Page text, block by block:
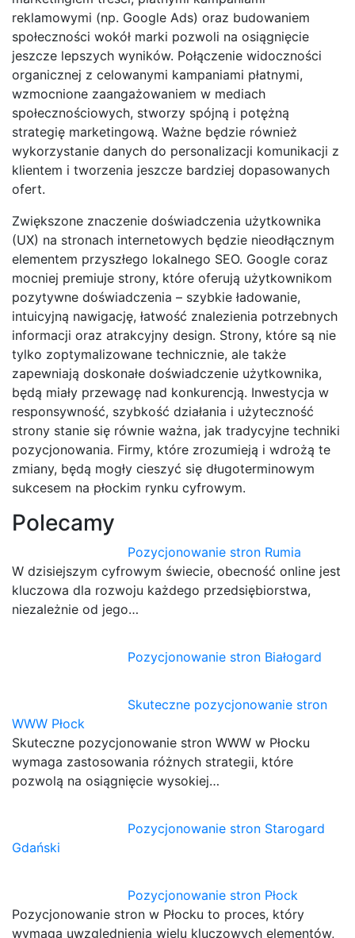
reklamowymi (np. Google Ads) oraz budowaniem
społeczności wokół marki pozwoli na osiągnięcie
jeszcze lepszych wyników. Połączenie widoczności
organicznej z celowanymi kampaniami płatnymi,
wzmocnione zaangażowaniem w mediach
społecznościowych, stworzy spójną i potężną
strategię marketingową. Ważne będzie również
wykorzystanie danych do personalizacji komunikacji z
klientem i tworzenia jeszcze bardziej dopasowanych
ofert.
Zwiększone znaczenie doświadczenia użytkownika
(UX) na stronach internetowych będzie nieodłącznym
elementem przyszłego lokalnego SEO. Google coraz
mocniej premiuje strony, które oferują użytkownikom
pozytywne doświadczenia – szybkie ładowanie,
intuicyjną nawigację, łatwość znalezienia potrzebnych
informacji oraz atrakcyjny design. Strony, które są nie
tylko zoptymalizowane technicznie, ale także
zapewniają doskonałe doświadczenie użytkownika,
będą miały przewagę nad konkurencją. Inwestycja w
responsywność, szybkość działania i użyteczność
strony stanie się równie ważna, jak tradycyjne techniki
pozycjonowania. Firmy, które zrozumieją i wdrożą te
zmiany, będą mogły cieszyć się długoterminowym
sukcesem na płockim rynku cyfrowym.
Polecamy
Pozycjonowanie stron Rumia
W dzisiejszym cyfrowym świecie, obecność online jest
kluczowa dla rozwoju każdego przedsiębiorstwa,
niezależnie od jego…
Pozycjonowanie stron Białogard
Skuteczne pozycjonowanie stron
WWW Płock
Skuteczne pozycjonowanie stron WWW w Płocku
wymaga zastosowania różnych strategii, które
pozwolą na osiągnięcie wysokiej…
Pozycjonowanie stron Starogard
Gdański
Pozycjonowanie stron Płock
Pozycjonowanie stron w Płocku to proces, który
wymaga uwzględnienia wielu kluczowych elementów,